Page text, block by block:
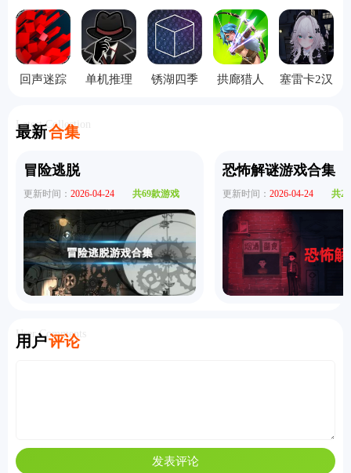
回声迷踪
单机推理
锈湖四季
拱廊猎人
塞雷卡2汉
最新合集
Latest Collection
冒险逃脱
更新时间： 2026-04-24 共69款游戏
恐怖解谜游戏合集
更新时间： 2026-04-24 共
用户评论
User Comments